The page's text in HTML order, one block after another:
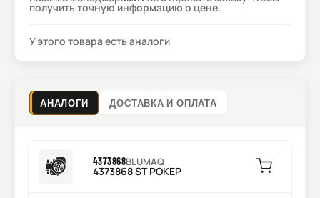
получить точную информацию о цене.
У этого товара есть аналоги
АНАЛОГИ ДОСТАВКА И ОПЛАТА
4373868BLUMAQ
4373868 ST РОКЕР